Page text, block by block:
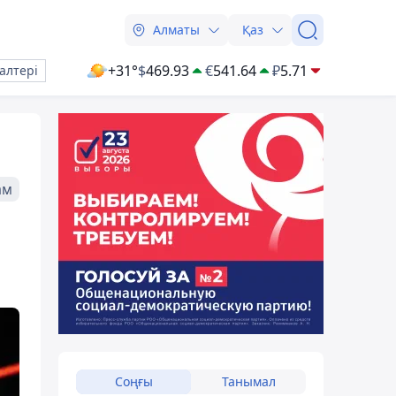
Алматы Қаз
+31°$469.93 €541.64 ₽5.71
Соңғы Танымал